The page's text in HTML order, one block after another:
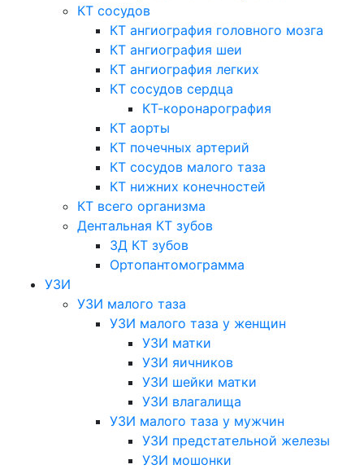
КТ сосудов
КТ ангиография головного мозга
КТ ангиография шеи
КТ ангиография легких
КТ сосудов сердца
КТ-коронарография
КТ аорты
КТ почечных артерий
КТ сосудов малого таза
КТ нижних конечностей
КТ всего организма
Дентальная КТ зубов
3Д КТ зубов
Ортопантомограмма
УЗИ
УЗИ малого таза
УЗИ малого таза у женщин
УЗИ матки
УЗИ яичников
УЗИ шейки матки
УЗИ влагалища
УЗИ малого таза у мужчин
УЗИ предстательной железы
УЗИ мошонки